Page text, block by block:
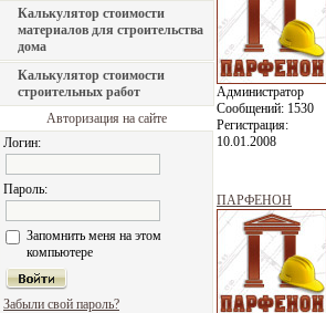
Калькулятор стоимости
материалов для строительства
дома
Калькулятор стоимости
строительных работ
Авторизация на сайте
Логин:
Пароль:
Запомнить меня на этом
компьютере
Забыли свой пароль?
Администратор
Сообщений: 1530
Регистрация:
10.01.2008
ПАРФЕНОН